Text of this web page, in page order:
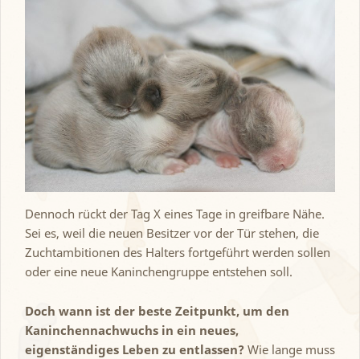
Dennoch rückt der Tag X eines Tage in greifbare Nähe.
Sei es, weil die neuen Besitzer vor der Tür stehen, die
Zuchtambitionen des Halters fortgeführt werden sollen
oder eine neue Kaninchengruppe entstehen soll.
Doch wann ist der beste Zeitpunkt, um den
Kaninchennachwuchs in ein neues,
eigenständiges Leben zu entlassen? Wie lange muss